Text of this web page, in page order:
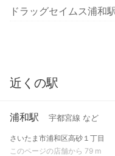
ドラッグセイムス浦和
近くの駅
浦和駅 宇都宮線 など
さいたま市浦和区高砂１丁目
このページの店舗から 79 m